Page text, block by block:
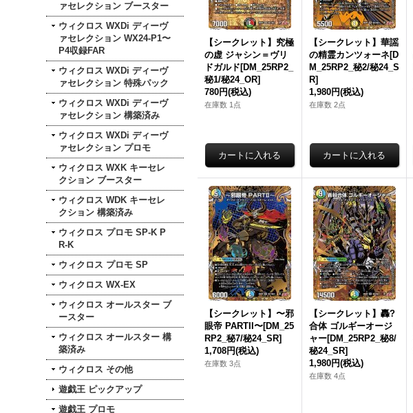
ァセレクション ブースター
ウィクロス WXDi ディーヴ
ァセレクション WX24-P1〜
P4収録FAR
ウィクロス WXDi ディーヴ
ァセレクション 特殊パック
ウィクロス WXDi ディーヴ
ァセレクション 構築済み
ウィクロス WXDi ディーヴ
ァセレクション プロモ
ウィクロス WXK キーセレ
クション ブースター
ウィクロス WDK キーセレ
クション 構築済み
ウィクロス プロモ SP-K P
R-K
ウィクロス プロモ SP
ウィクロス WX-EX
ウィクロス オールスター ブ
ースター
ウィクロス オールスター 構
築済み
ウィクロス その他
遊戯王 ピックアップ
遊戯王 プロモ
【シークレット】究極
の虚 ジャシン＝ヴリ
ドガルド[DM_25RP2_
秘1/秘24_OR]
780円(税込)
在庫数 1点
【シークレット】華謡
の精霊カンツォーネ[D
M_25RP2_秘2/秘24_S
R]
1,980円(税込)
在庫数 2点
【シークレット】〜邪
眼帝 PARTII〜[DM_25
RP2_秘7/秘24_SR]
1,708円(税込)
在庫数 3点
【シークレット】轟?
合体 ゴルギーオージ
ャー[DM_25RP2_秘8/
秘24_SR]
1,980円(税込)
在庫数 4点